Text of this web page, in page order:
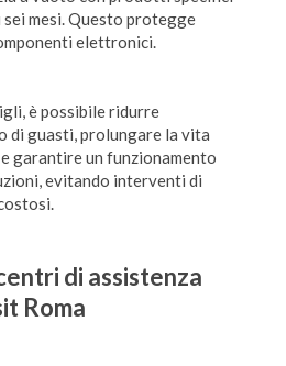
mesi. Questo protegge
elettronici.
è possibile ridurre
di guasti, prolungare la vita
garantire un funzionamento
evitando interventi di
di assistenza
Roma